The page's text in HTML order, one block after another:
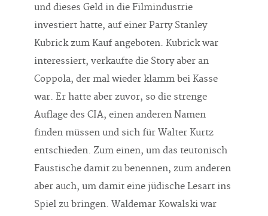
und dieses Geld in die Filmindustrie
investiert hatte, auf einer Party Stanley
Kubrick zum Kauf angeboten. Kubrick war
interessiert, verkaufte die Story aber an
Coppola, der mal wieder klamm bei Kasse
war. Er hatte aber zuvor, so die strenge
Auflage des CIA, einen anderen Namen
finden müssen und sich für Walter Kurtz
entschieden. Zum einen, um das teutonisch
Faustische damit zu benennen, zum anderen
aber auch, um damit eine jüdische Lesart ins
Spiel zu bringen. Waldemar Kowalski war